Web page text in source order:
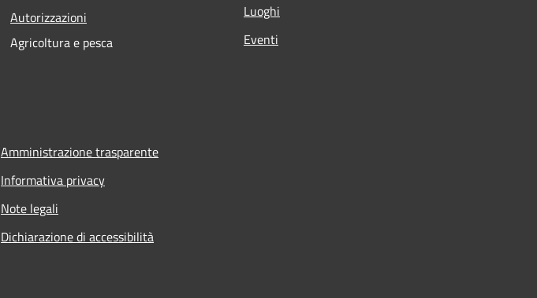
Autorizzazioni
Agricoltura e pesca
Luoghi
Eventi
Amministrazione trasparente
Informativa privacy
Note legali
Dichiarazione di accessibilità